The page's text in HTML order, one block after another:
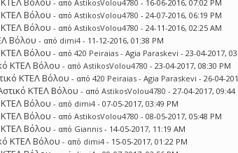
- απόAstikosVolou4780 - 16-06-2016, 07:02 PM
ΚΤΕΛ Βόλου - απόAstikosVolou4780 - 24-07-2016, 06:19 PM
ΚΤΕΛ Βόλου - απόAstikosVolou4780 - 24-11-2016, 02:25 AM
Βόλου - από dimi4 - 11-12-2016, 01:38 PM
ΚΤΕΛ Βόλου - από420 Peiraias - Agia Paraskevi - 23-04-2017,
ΚΤΕΛ Βόλου - απόAstikosVolou4780 - 23-04-2017, 08:30 PM
ΚΤΕΛ Βόλου - από420 Peiraias - Agia Paraskevi - 26-04-
ΚΤΕΛ Βόλου - απόAstikosVolou4780 - 27-04-2017, 09:44
ΚΤΕΛ Βόλου - από dimi4 - 07-05-2017, 03:49 PM
ΚΤΕΛ Βόλου - απόAstikosVolou4780 - 08-05-2017, 05:48 PM
ΚΤΕΛ Βόλου - από Giannis - 14-05-2017, 11:19 AM
ΚΤΕΛ Βόλου - από dimi4 - 15-05-2017, 01:22 PM